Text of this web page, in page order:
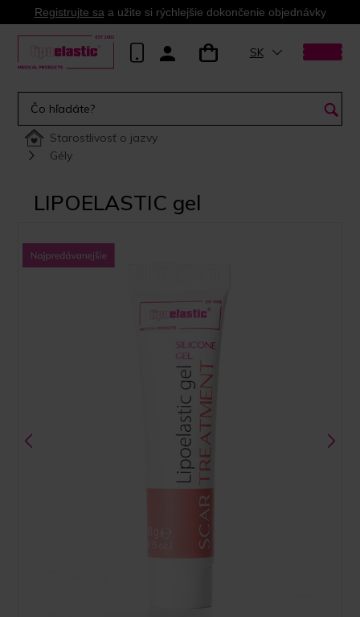
Registrujte sa a užite si rýchlejšie dokončenie objednávky
SK
Starostlivosť o jazvy
Gély
LIPOELASTIC gel